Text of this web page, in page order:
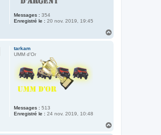
Messages : 354
Enregistré le : 20 nov. 2019, 19:45
tarkam
UMM d'Or
Messages : 513
Enregistré le : 24 nov. 2019, 10:48